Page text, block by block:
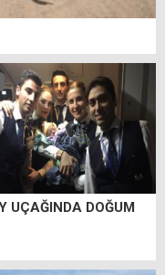
UÇAĞINDA DOĞUM